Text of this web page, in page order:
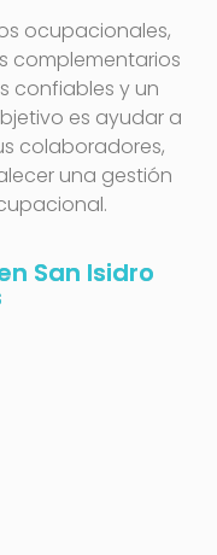
ocupacionales,
complementarios
confiables y un
es ayudar a
colaboradores,
una gestión
San Isidro